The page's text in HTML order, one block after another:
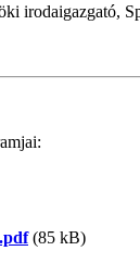
irodaigazgató,
(85 kB)